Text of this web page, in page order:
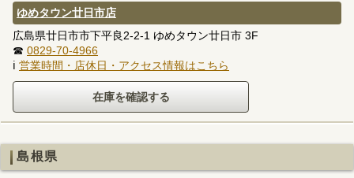
ゆめタウン廿日市店
広島県廿日市市下平良2-2-1 ゆめタウン廿日市 3F
☎ 0829-70-4966
ℹ 営業時間・店休日・アクセス情報はこちら
島根県